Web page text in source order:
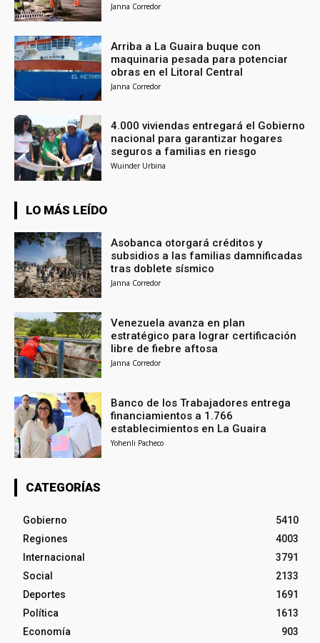
Janna Corredor
Arriba a La Guaira buque con
maquinaria pesada para potenciar
obras en el Litoral Central
Janna Corredor
4.000 viviendas entregará el Gobierno
nacional para garantizar hogares
seguros a familias en riesgo
Wuinder Urbina
LO MÁS LEÍDO
Asobanca otorgará créditos y
subsidios a las familias damnificadas
tras doblete sísmico
Janna Corredor
Venezuela avanza en plan
estratégico para lograr certificación
libre de fiebre aftosa
Janna Corredor
Banco de los Trabajadores entrega
financiamientos a 1.766
establecimientos en La Guaira
Yohenli Pacheco
CATEGORÍAS
Gobierno
5410
Regiones
4003
Internacional
3791
Social
2133
Deportes
1691
Política
1613
Economía
903